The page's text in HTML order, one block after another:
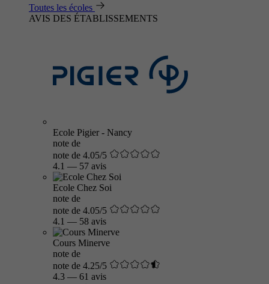
Toutes les écoles
AVIS DES ÉTABLISSEMENTS
Ecole Pigier - Nancy
note de
note de 4.05/5
4.1 — 57 avis
Ecole Chez Soi
note de
note de 4.05/5
4.1 — 58 avis
Cours Minerve
note de
note de 4.25/5
4.3 — 61 avis